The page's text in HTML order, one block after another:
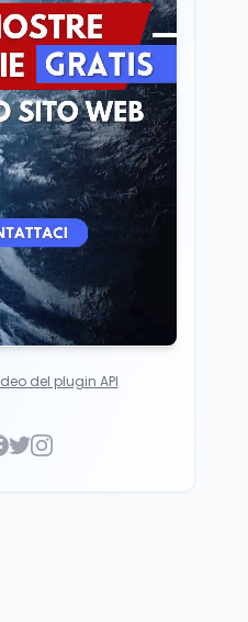
la voragine Nord-
triplica
6 ago
Guccini si è
a Pàvana: addio
del plugin API